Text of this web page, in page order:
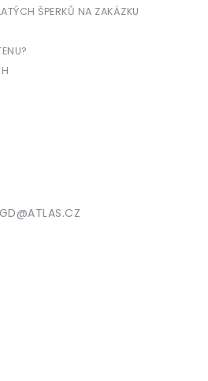
ŠPERKŮ NA ZAKÁZKU
@ATLAS.CZ